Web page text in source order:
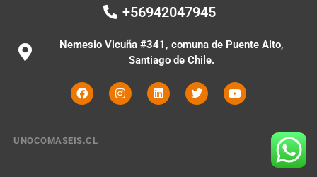
+56942047945
Nemesio Vicuña #341, comuna de Puente Alto,
Santiago de Chile.
UNOCOMASEIS.CL